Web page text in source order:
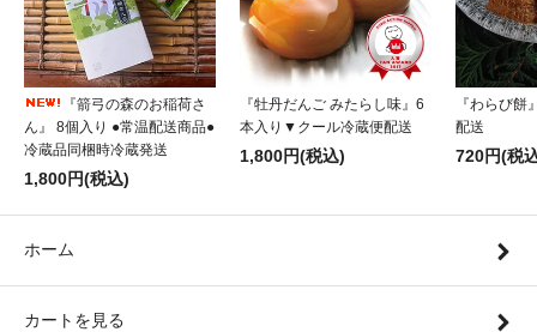
『箭弓の森のお稲荷さ
ん』 8個入り ●常温配送商品●
冷蔵品同梱時冷蔵発送
1,800円(税込)
『牡丹だんご みたらし味』6
本入り▼クール冷蔵便配送
1,800円(税込)
『わらび
配送
720円(税
ホーム
カートを見る